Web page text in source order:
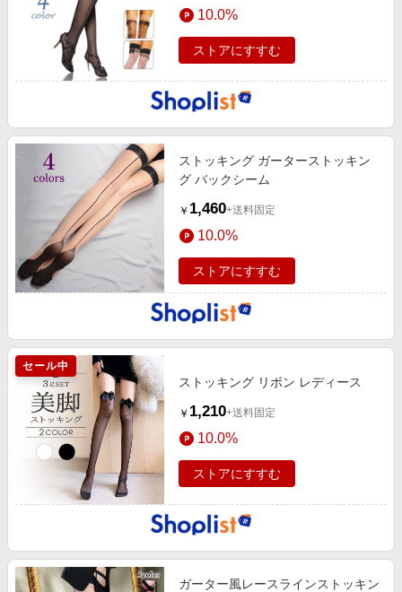
10.0%
ストアにすすむ
ストッキング ガーターストッキン
グ バックシーム
￥ 1,460+送料固定
10.0%
ストアにすすむ
セール中
ストッキング リボン レディース
￥ 1,210+送料固定
10.0%
ストアにすすむ
ガーター風レースラインストッキン